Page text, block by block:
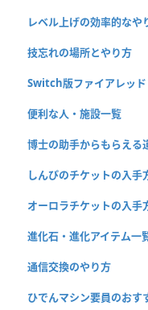
レベル上げの効率的なや
技忘れの場所とやり方
Switch版ファイアレッ
便利な人・施設一覧
博士の助手からもらえる
しんぴのチケットの入手
オーロラチケットの入手
進化石・進化アイテム一
通信交換のやり方
ひでんマシン要員のおす